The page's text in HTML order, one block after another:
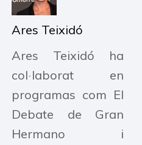
Ares Teixidó
Ares Teixidó ha
col·laborat en
programas com El
Debate de Gran
Hermano i